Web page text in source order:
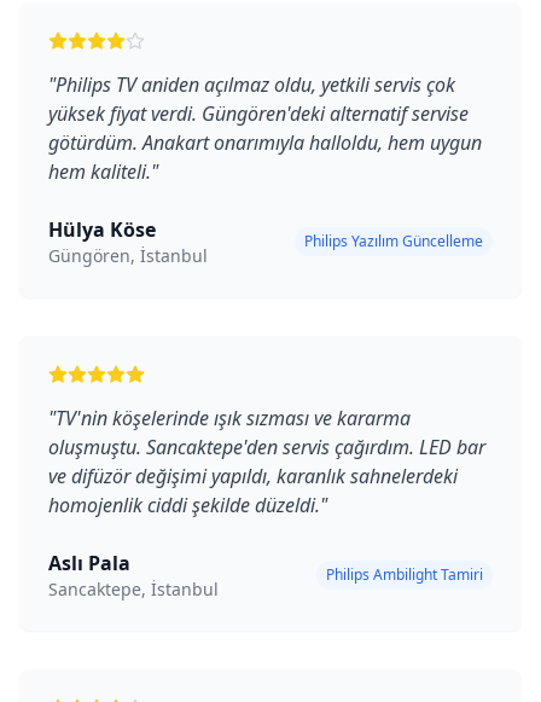
"Philips TV aniden açılmaz oldu, yetkili servis çok
yüksek fiyat verdi. Güngören'deki alternatif servise
götürdüm. Anakart onarımıyla halloldu, hem uygun
hem kaliteli."
Hülya Köse
Güngören, İstanbul
Philips Yazılım Güncelleme
"TV'nin köşelerinde ışık sızması ve kararma
oluşmuştu. Sancaktepe'den servis çağırdım. LED bar
ve difüzör değişimi yapıldı, karanlık sahnelerdeki
homojenlik ciddi şekilde düzeldi."
Aslı Pala
Sancaktepe, İstanbul
Philips Ambilight Tamiri